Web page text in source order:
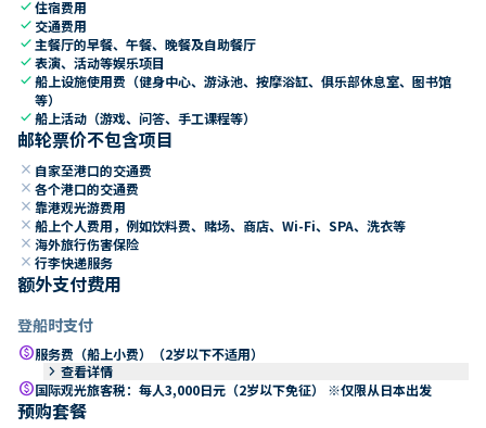
check住宿费用
check 交通费用
check 主餐厅的早餐、午餐、晚餐及自助餐厅
check表演、活动等娱乐项目
check船上设施使用费（健身中心、游泳池、按摩浴缸、俱乐部休息室、图书馆
等）
check船上活动（游戏、问答、手工课程等）
邮轮票价不包含项目
close 自家至港口的交通费
close 各个港口的交通费
close 靠港观光游费用
close 船上个人费用，例如饮料费、赌场、商店、Wi-Fi、SPA、洗衣等
close 海外旅行伤害保险
close 行李快递服务
额外支付费用
登船时支付
paid服务费（船上小费）（2岁以下不适用）
keyboard_arrow_right 查看详情
paid国际观光旅客税：每人3,000日元（2岁以下免征） ※仅限从日本出发
预购套餐